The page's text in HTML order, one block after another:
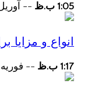
1:05 ب.ظ -- آوریل 1,
انواع و مزایا
1:17 ب.ظ -- فوریه 18, 2023